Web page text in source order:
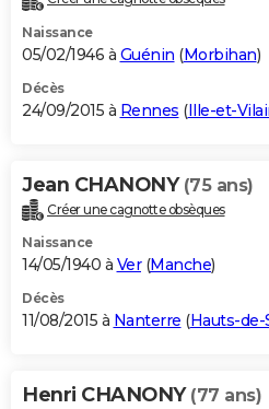
Naissance
05/02/1946 à Guénin (Morbihan)
Décès
24/09/2015 à Rennes (Ille-et-
Jean CHANONY (75 ans)
Créer une cagnotte obsèques
Naissance
14/05/1940 à Ver(Manche)
Décès
11/08/2015 à Nanterre (Hauts-de-
Henri CHANONY (77 ans)